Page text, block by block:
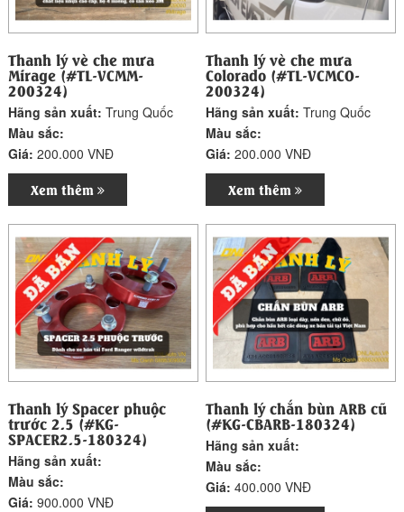
Thanh lý vè che mưa
Mirage (#TL-VCMM-
200324)
Hãng sản xuất:Trung Quốc
Màu sắc:
Giá:200.000 VNĐ
Xem thêm
Thanh lý vè che mưa
Colorado (#TL-VCMCO-
200324)
Hãng sản xuất:Trung Quốc
Màu sắc:
Giá:200.000 VNĐ
Xem thêm
Thanh lý Spacer phuộc
trước 2.5 (#KG-
SPACER2.5-180324)
Hãng sản xuất:
Màu sắc:
Giá:900.000 VNĐ
Thanh lý chắn bùn ARB cũ
(#KG-CBARB-180324)
Hãng sản xuất:
Màu sắc:
Giá:400.000 VNĐ